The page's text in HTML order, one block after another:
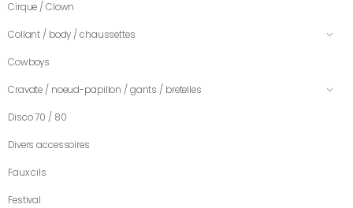
Cirque / Clown
Collant / body / chaussettes
Cowboys
Cravate / noeud-papillon / gants / bretelles
Disco 70 / 80
Divers accessoires
Faux cils
Festival